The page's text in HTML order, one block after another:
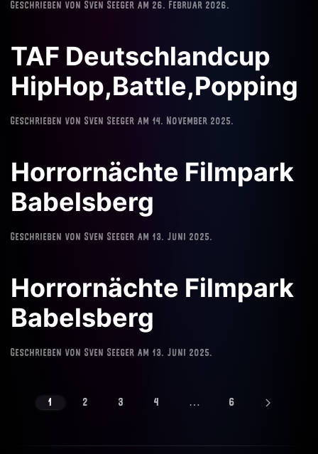
Geschrieben von Sven Seeger am 26. Februar 2026.
TAF Deutschlandcup
HipHop,Battle,Popping
Geschrieben von Sven Seeger am 14. November 2025.
Horrornächte Filmpark
Babelsberg
Geschrieben von Sven Seeger am 13. Juni 2025.
Horrornächte Filmpark
Babelsberg
Geschrieben von Sven Seeger am 13. Juni 2025.
1 2 3 4 … 6